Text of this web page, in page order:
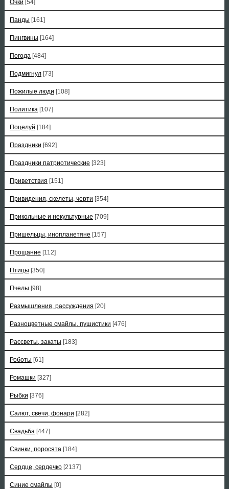
Очки [54]
Панды [161]
Пингвины [164]
Погода [484]
Подмигнул [73]
Пожилые люди [108]
Политика [107]
Поцелуй [184]
Праздники [692]
Праздники патриотические [323]
Приветствия [151]
Привидения, скелеты, черти [354]
Прикольные и некультурные [709]
Пришельцы, инопланетяне [157]
Прощание [112]
Птицы [350]
Пчелы [98]
Размышления, рассуждения [20]
Разноцветные смайлы, пушистики [476]
Рассветы, закаты [183]
Роботы [61]
Ромашки [327]
Рыбки [376]
Салют, свечи, фонари [282]
Свадьба [447]
Свинки, поросята [184]
Сердце, сердечко [2137]
Синие смайлы [0]